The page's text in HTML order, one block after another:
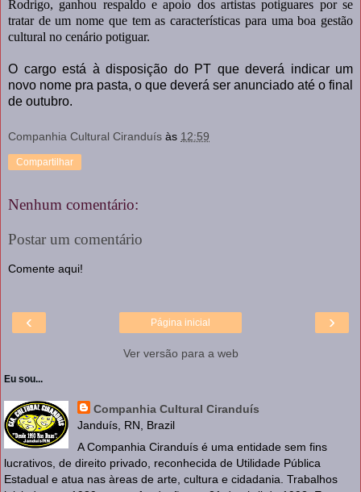
Rodrigo, ganhou respaldo e apoio dos artistas potiguares por se
tratar de um nome que tem as características para uma boa gestão
cultural no cenário potiguar.
O cargo está à disposição do PT que deverá indicar um
novo nome pra pasta, o que deverá ser anunciado até o final
de outubro.
Companhia Cultural Ciranduís às 12:59
Compartilhar
Nenhum comentário:
Postar um comentário
Comente aqui!
‹ ›
Página inicial
Ver versão para a web
Eu sou...
Companhia Cultural Ciranduís
Janduís, RN, Brazil
A Companhia Ciranduís é uma entidade sem fins
lucrativos, de direito privado, reconhecida de Utilidade Pública
Estadual e atua nas àreas de arte, cultura e cidadania. Trabalhos